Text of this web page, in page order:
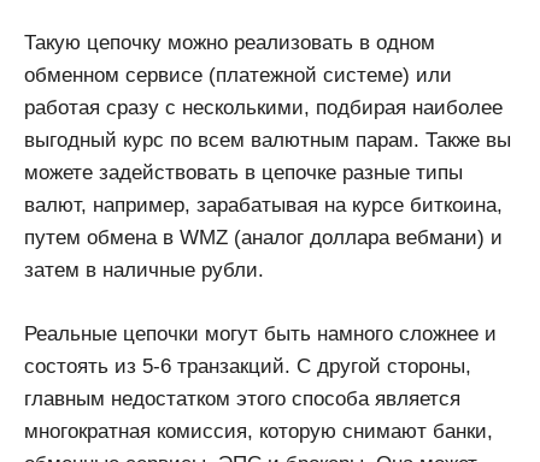
Такую цепочку можно реализовать в одном
обменном сервисе (платежной системе) или
работая сразу с несколькими, подбирая наиболее
выгодный курс по всем валютным парам. Также вы
можете задействовать в цепочке разные типы
валют, например, зарабатывая на курсе биткоина,
путем обмена в WMZ (аналог доллара вебмани) и
затем в наличные рубли.
Реальные цепочки могут быть намного сложнее и
состоять из 5-6 транзакций. С другой стороны,
главным недостатком этого способа является
многократная комиссия, которую снимают банки,